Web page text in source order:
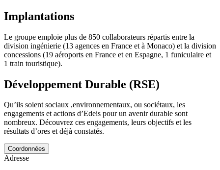
Implantations
Le groupe emploie plus de 850 collaborateurs répartis entre la
division ingénierie (13 agences en France et à Monaco) et la division
concessions (19 aéroports en France et en Espagne, 1 funiculaire et
1 train touristique).
Développement Durable (RSE)
Qu’ils soient sociaux ,environnementaux, ou sociétaux, les
engagements et actions d’Edeis pour un avenir durable sont
nombreux. Découvrez ces engagements, leurs objectifs et les
résultats d’ores et déjà constatés.
Coordonnées
Adresse